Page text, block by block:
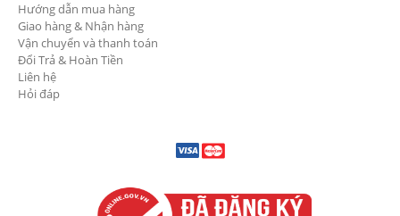
Hướng dẫn mua hàng
Giao hàng & Nhận hàng
Vận chuyển và thanh toán
Đổi Trả & Hoàn Tiền
Liên hệ
Hỏi đáp